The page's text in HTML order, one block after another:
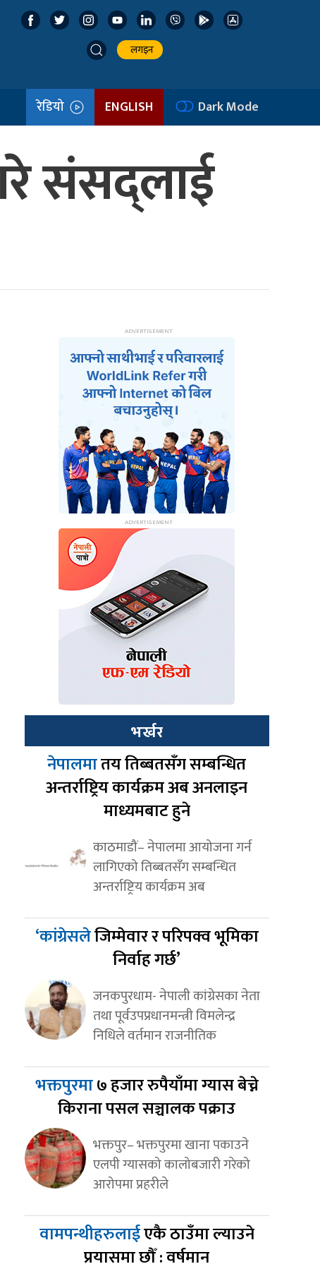
लगइन
रेडियो ENGLISH Dark Mode
संसद्लाई
भर्खर
नेपालमातय तिब्बतसँग सम्बन्धित
अन्तर्राष्ट्रिय कार्यक्रम अब अनलाइन
माध्यमबाट हुने
काठमाडौं– नेपालमा आयोजना गर्न
लागिएको तिब्बतसँग सम्बन्धित
अन्तर्राष्ट्रिय कार्यक्रम अब
‘कांग्रेसलेजिम्मेवार र परिपक्व भूमिका
निर्वाह गर्छ’
जनकपुरधाम- नेपाली कांग्रेसका नेता
तथा पूर्वउपप्रधानमन्त्री विमलेन्द्र
निधिले वर्तमान राजनीतिक
भक्तपुरमा७ हजार रुपैयाँमा ग्यास बेच्ने
किराना पसल सञ्चालक पक्राउ
भक्तपुर– भक्तपुरमा खाना पकाउने
एलपी ग्यासको कालोबजारी गरेको
आरोपमा प्रहरीले
वामपन्थीहरुलाईएकै ठाउँमा ल्याउने
प्रयासमा छौँ : वर्षमान